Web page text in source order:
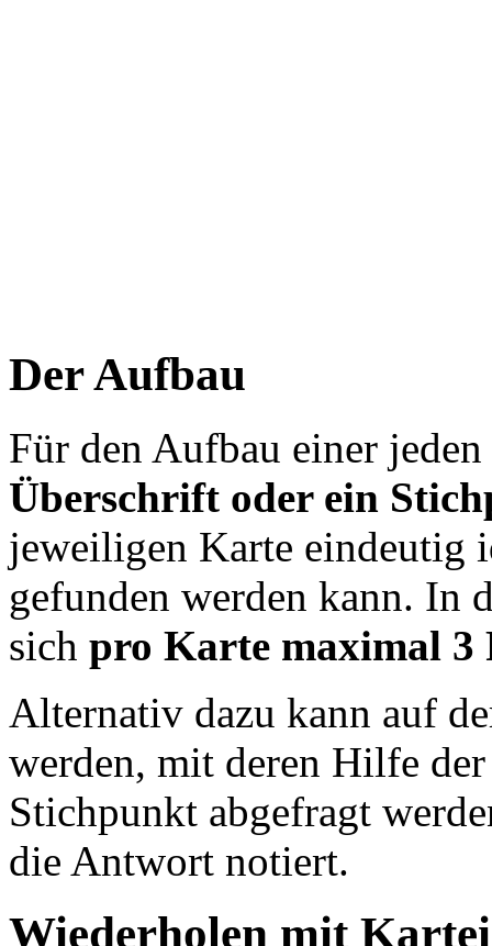
Der Aufbau
Für den Aufbau einer
Überschrift oder ein
jeweiligen Karte eindeutig
gefunden werden kann. In
sich pro Karte maximal 3
Alternativ dazu kann auf
werden, mit deren Hilfe
Stichpunkt abgefragt
die Antwort notiert.
Wiederholen mit